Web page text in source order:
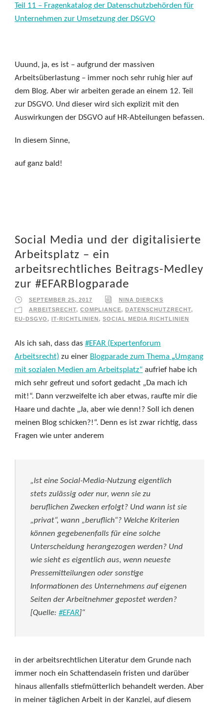
Teil 11 – Fragenkatalog der Datenschutzbehörden für
Unternehmen zur Umsetzung der DSGVO
Uuund, ja, es ist – aufgrund der massiven
Arbeitsüberlastung – immer noch sehr ruhig hier auf
dem Blog. Aber wir arbeiten gerade an einem 12. Teil
zur DSGVO. Und dieser wird sich explizit mit den
Auswirkungen der DSGVO auf HR-Abteilungen befassen.
In diesem Sinne,
auf ganz bald!
Social Media und der digitalisierte
Arbeitsplatz – ein
arbeitsrechtliches Beitrags-Medley
zur #EFARBlogparade
SEPTEMBER 25, 2017
NINA DIERCKS
ARBEITSRECHT, COMPLIANCE, DATENSCHUTZRECHT,
EU-DSGVO, IT-RICHTLINIEN , SOCIAL MEDIA RICHTLINIEN
Als ich sah, dass das #EFAR (Expertenforum
Arbeitsrecht) zu einer Blogparade zum Thema „Umgang
mit sozialen Medien am Arbeitsplatz“ aufrief habe ich
mich sehr gefreut und sofort gedacht „Da mach ich
mit!“. Dann verzweifelte ich aber etwas, raufte mir die
Haare und dachte „Ja, aber wie denn!? Soll ich denen
meinen Blog schicken?!“. Denn es ist zwar richtig, dass
Fragen wie unter anderem
„Ist eine Social-Media-Nutzung eigentlich
stets zulässig oder nur, wenn sie zu
beruflichen Zwecken erfolgt? Und wann ist sie
„privat“, wann „beruflich“? Welche Kriterien
können gegebenenfalls für eine solche
Unterscheidung herangezogen werden? Und
wie sieht es eigentlich aus, wenn neueste
Pressemitteilungen oder sonstige
Informationen des Unternehmens auf eigenen
Seiten der Arbeitnehmer gepostet werden?
[Quelle: #EFAR]“
in der arbeitsrechtlichen Literatur dem Grunde nach
immer noch ein Schattendasein fristen und darüber
hinaus allenfalls stiefmütterlich behandelt werden. Aber
in meiner täglichen Arbeit in der Kanzlei, auf diesem